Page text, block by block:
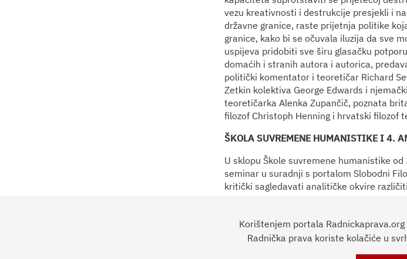
vezu kreativnosti i destrukcije presjekli i
državne granice, raste prijetnja politike
granice, kako bi se očuvala iluzija da sve
uspijeva pridobiti sve širu glasačku
domaćih i stranih autora i autorica,
politički komentator i teoretičar Richard
Zetkin kolektiva George Edwards i
teoretičarka Alenka Zupančič, poznata
filozof Christoph Henning i hrvatski filozof
ŠKOLA SUVREMENE HUMANISTIKE I 4.
U sklopu Škole suvremene humanistike
seminar u suradnji s portalom Slobodni
kritički sagledavati analitičke okvire
Korištenjem portala
Radnička prava koriste kolačiće u